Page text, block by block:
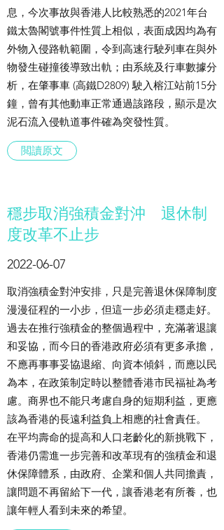
息，今次事故與香港人比較熟悉的2021年台
鐵太魯閣號事件性質上相似，表面成因均為有
外物入侵路軌範圍，令到高速行駛列車在與外
物發生碰撞後導致出軌；由系統及行車數據分
析，在肇事車 (高鐵D2809) 駛入榕江站前15分
鐘，曾有其他動車正常通過該路段，顯示是次
泥石流入侵軌道事件確為突發性質。
閲讀原文
穩步取消強積金對沖 退休制
度改革不止步
2022-06-07
取消強積金對沖安排，只是完善退休保障制度
漫漫征程的一小步，但這一步必須走穩走好。
過去在推行強積金的整個過程中，充滿著退讓
和妥協，而今日的香港政府必須有更多承擔，
不應再事事妥協退縮、向資本傾斜，而應以民
為本，在政策制定時以整體香港市民福祉為考
慮。商界也不能只考慮自身的短期利益，更應
該為香港的長遠利益負上相應的社會責任。
在平均壽命的提高和人口老齡化的新挑戰下，
香港仍需進一步完善和改革現有的強積金和退
休保障體系，由政府、企業和個人共同擔責，
讓問題不再留給下一代，讓香港老有所養，也
讓年輕人看到未來的希望。